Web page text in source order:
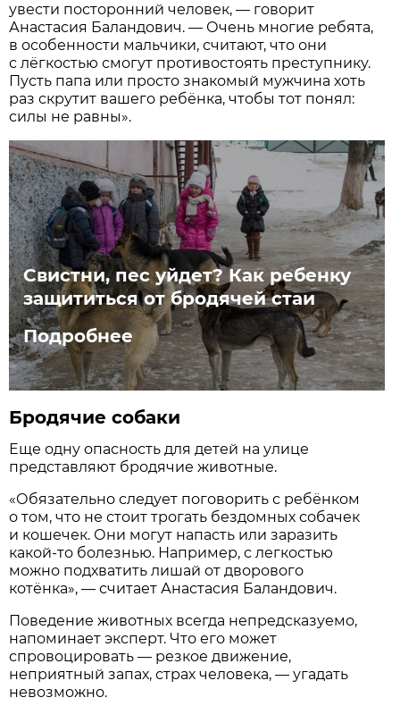
увести посторонний человек, — говорит
Анастасия Баландович. — Очень многие ребята,
в особенности мальчики, считают, что они
с лёгкостью смогут противостоять преступнику.
Пусть папа или просто знакомый мужчина хоть
раз скрутит вашего ребёнка, чтобы тот понял:
силы не равны».
Свистни, пес уйдет?​ Как ребенку
защититься от бродячей стаи
Подробнее
Бродячие собаки
Еще одну опасность для детей на улице
представляют бродячие животные.
«Обязательно следует поговорить с ребёнком
о том, что не стоит трогать бездомных собачек
и кошечек. Они могут напасть или заразить
какой-то болезнью. Например, с легкостью
можно подхватить лишай от дворового
котёнка», — считает Анастасия Баландович.
Поведение животных всегда непредсказуемо,
напоминает эксперт. Что его может
спровоцировать — резкое движение,
неприятный запах, страх человека, — угадать
невозможно.